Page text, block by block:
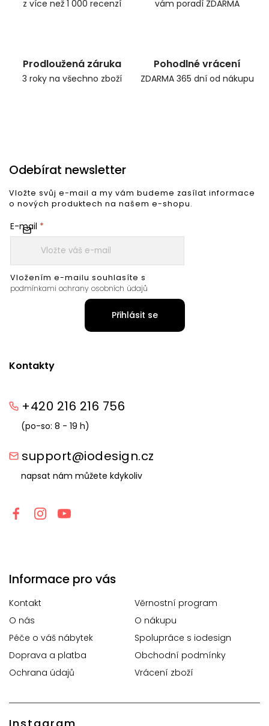
z více než 1 000 recenzí vám poradí ZDARMA
Prodloužená záruka
3 roky na všechno zboží
Pohodlné vrácení
ZDARMA 365 dní od nákupu
Kontakty
+420 216 216 756
(po-so: 8 - 19 h)
support@iodesign.cz
napsat nám můžete kdykoliv
Informace pro vás
Kontakt
Věrnostní program
O nás
O nákupu
Péče o váš nábytek
Spolupráce s iodesign
Doprava a platba
Obchodní podmínky
Ochrana údajů
Vrácení zboží
Odebírat newsletter
Vložte svůj e-mail a my vám budeme zasílat informace
o nových produktech na našem e-shopu.
E-mail
Vložením e-mailu souhlasíte s
podmínkami ochrany osobních údajů
Přihlásit se